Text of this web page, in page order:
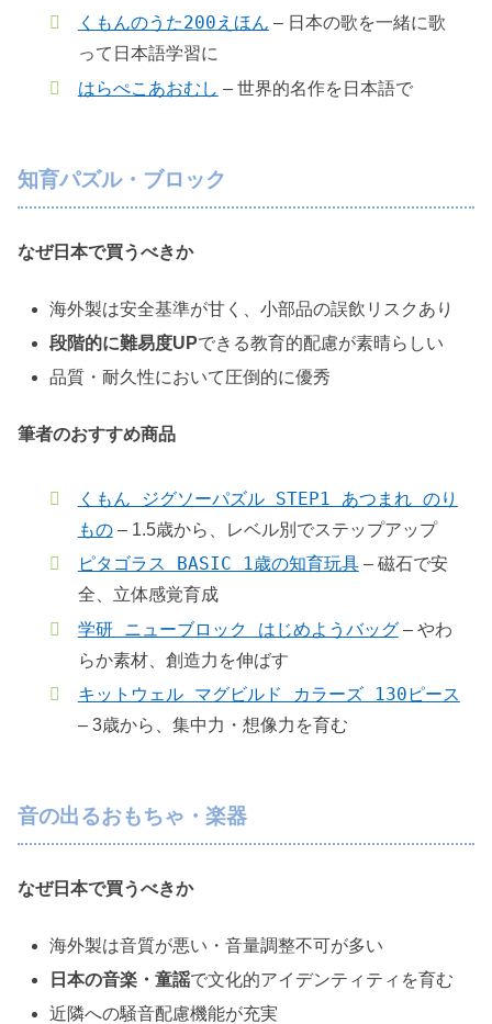
くもんのうた200えほん – 日本の歌を一緒に歌
って日本語学習に
はらぺこあおむし – 世界的名作を日本語で
知育パズル・ブロック
なぜ日本で買うべきか
海外製は安全基準が甘く、小部品の誤飲リスクあり
段階的に難易度UPできる教育的配慮が素晴らしい
品質・耐久性において圧倒的に優秀
筆者のおすすめ商品
くもん ジグソーパズル STEP1 あつまれ のり
もの– 1.5歳から、レベル別でステップアップ
ピタゴラス BASIC 1歳の知育玩具– 磁石で安
全、立体感覚育成
学研 ニューブロック はじめようバッグ– やわ
らか素材、創造力を伸ばす
キットウェル マグビルド カラーズ 130ピース
– 3歳から、集中力・想像力を育む
音の出るおもちゃ・楽器
なぜ日本で買うべきか
海外製は音質が悪い・音量調整不可が多い
日本の音楽・童謡で文化的アイデンティティを育む
近隣への騒音配慮機能が充実